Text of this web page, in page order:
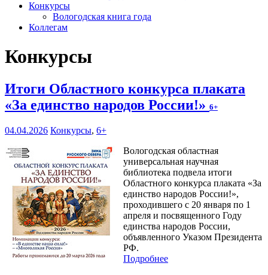
Конкурсы
Вологодская книга года
Коллегам
Конкурсы
Итоги Областного конкурса плаката
«За единство народов России!» 6+
04.04.2026 Конкурсы, 6+
Вологодская областная
универсальная научная
библиотека подвела итоги
Областного конкурса плаката «За
единство народов России!»,
проходившего с 20 января по 1
апреля и посвященного Году
единства народов России,
объявленного Указом Президента
РФ.
Подробнее